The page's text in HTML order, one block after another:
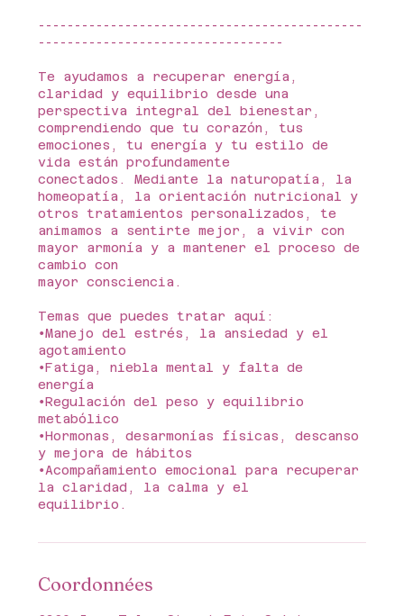
---------------------------------------------
----------------------------------
Te ayudamos a recuperar energía,
claridad y equilibrio desde una
perspectiva integral del bienestar,
comprendiendo que tu corazón, tus
emociones, tu energía y tu estilo de
vida están profundamente
conectados. Mediante la naturopatía, la
homeopatía, la orientación nutricional y
otros tratamientos personalizados, te
animamos a sentirte mejor, a vivir con
mayor armonía y a mantener el proceso de
cambio con
mayor consciencia.
Temas que puedes tratar aquí:
∙Manejo del estrés, la ansiedad y el
agotamiento
∙Fatiga, niebla mental y falta de
energía
∙Regulación del peso y equilibrio
metabólico
∙Hormonas, desarmonías físicas, descanso
y mejora de hábitos
∙Acompañamiento emocional para recuperar
la claridad, la calma y el
Coordonnées